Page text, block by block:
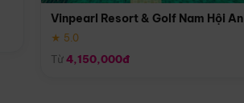
Vinpearl Resort & Golf Nam Hội An
★ 5.0
Từ4,150,000đ